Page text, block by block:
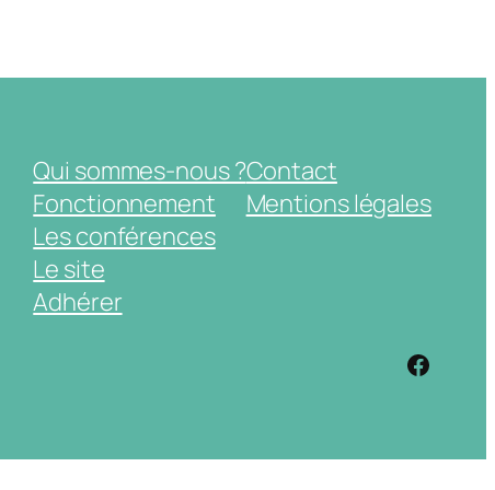
Qui sommes-nous ?
Fonctionnement
Les conférences
Le site
Adhérer
Contact
Mentions légales